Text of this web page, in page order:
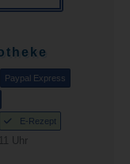
Paypal Express
E-Rezept
Uhr